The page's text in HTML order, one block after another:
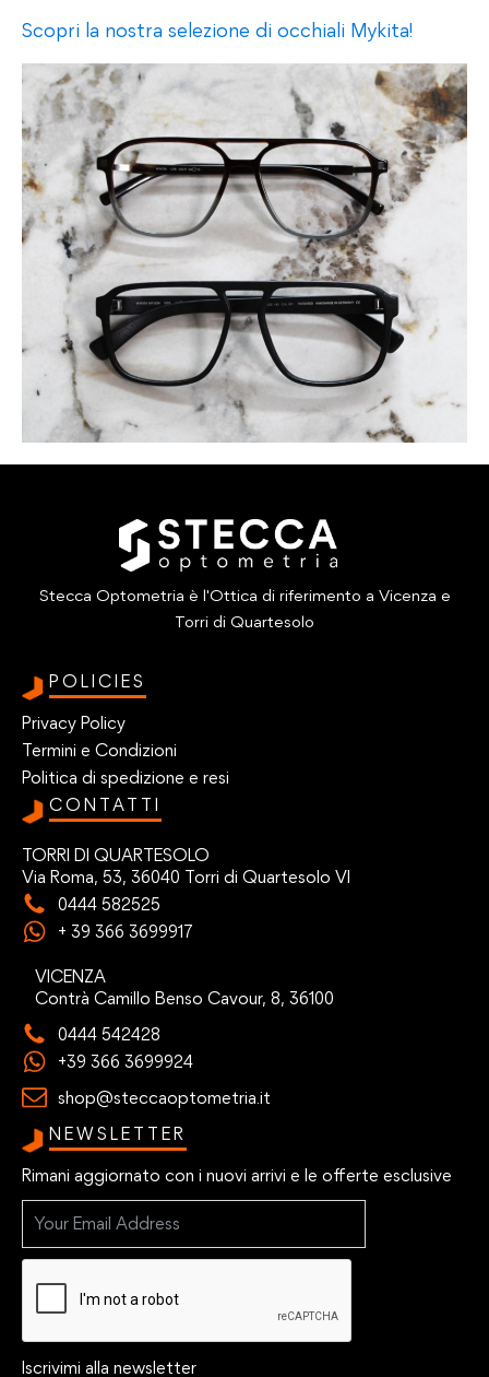
Scopri la nostra selezione di occhiali Mykita!
Stecca Optometria è l'Ottica di riferimento a Vicenza e
Torri di Quartesolo
POLICIES
Privacy Policy
Termini e Condizioni
Politica di spedizione e resi
CONTATTI
TORRI DI QUARTESOLO
Via Roma, 53, 36040 Torri di Quartesolo VI
0444 582525
+ 39 366 3699917
VICENZA
Contrà Camillo Benso Cavour, 8, 36100
0444 542428
+39 366 3699924
shop@steccaoptometria.it
NEWSLETTER
Rimani aggiornato con i nuovi arrivi e le offerte esclusive
Iscrivimi alla newsletter